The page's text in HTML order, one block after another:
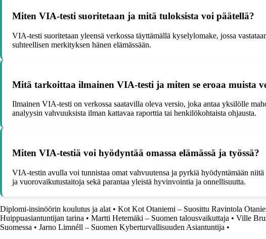
Miten VIA-testi suoritetaan ja mitä tuloksista voi päätellä?
VIA-testi suoritetaan yleensä verkossa täyttämällä kyselylomake, jossa
suhteellisen merkityksen hänen elämässään.
Mitä tarkoittaa ilmainen VIA-testi ja miten se eroaa muista
Ilmainen VIA-testi on verkossa saatavilla oleva versio, joka antaa yksilölle
analyysin vahvuuksista ilman kattavaa raporttia tai henkilökohtaista ohjausta.
Miten VIA-testiä voi hyödyntää omassa elämässä ja työssä?
VIA-testin avulla voi tunnistaa omat vahvuutensa ja pyrkiä hyödyntämään
ja vuorovaikutustaitoja sekä parantaa yleistä hyvinvointia ja onnellisuutta.
Diplomi-insinöörin koulutus ja alat • Kot Kot Otaniemi – Suosittu Ravintola
Huippuasiantuntijan tarina • Martti Hetemäki – Suomen talousvaikuttaja • Ville
Suomessa • Jarno Limnéll – Suomen Kyberturvallisuuden Asiantuntija •